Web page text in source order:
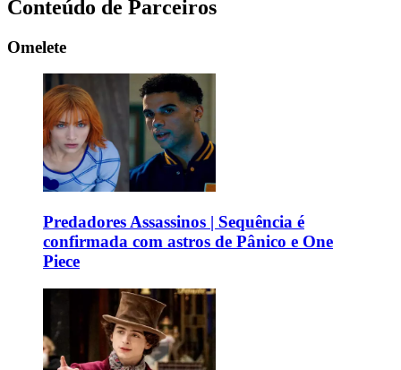
Conteúdo de Parceiros
Omelete
Predadores Assassinos | Sequência é
confirmada com astros de Pânico e One
Piece